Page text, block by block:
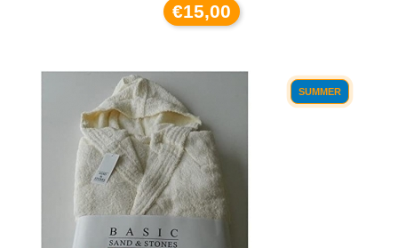
€15,00
SUMMER